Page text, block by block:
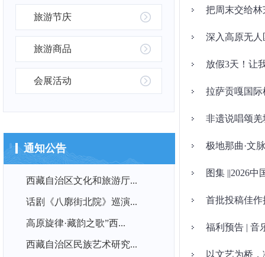
旅游节庆
旅游商品
会展活动
通知公告
西藏自治区文化和旅游厅...
话剧《八廓街北院》巡演...
高原旋律·藏韵之歌”西...
西藏自治区民族艺术研究...
把周末交给
深入高原无
放假3天！让
拉萨贡嘎国
极地那曲·文
图集 ||2026
首批投稿佳作
福利预告 | 音
以文艺为桥